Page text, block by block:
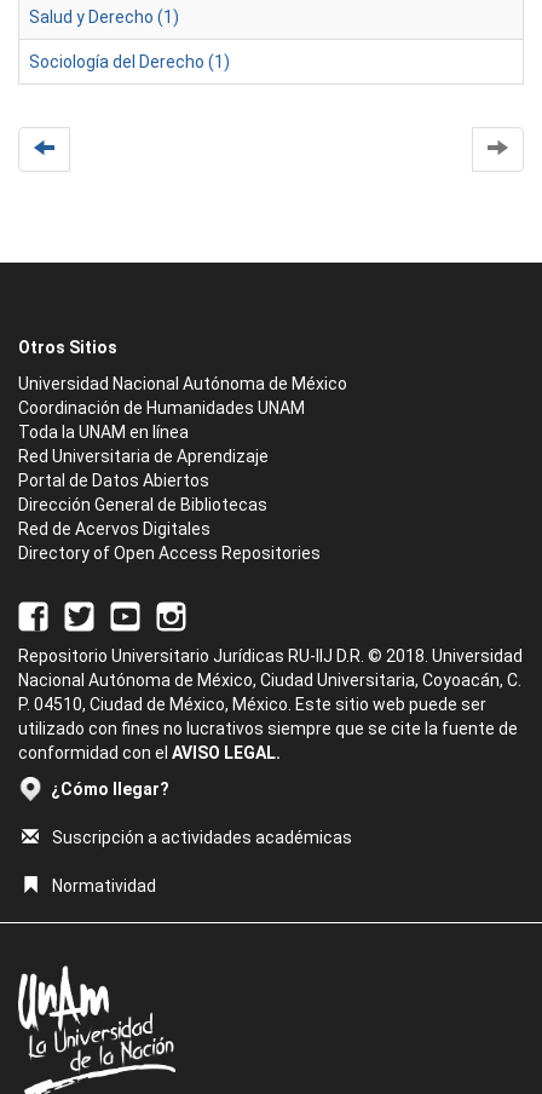
Salud y Derecho (1)
Sociología del Derecho (1)
Otros Sitios
Universidad Nacional Autónoma de México
Coordinación de Humanidades UNAM
Toda la UNAM en línea
Red Universitaria de Aprendizaje
Portal de Datos Abiertos
Dirección General de Bibliotecas
Red de Acervos Digitales
Directory of Open Access Repositories
Repositorio Universitario Jurídicas RU-IIJ D.R. © 2018. Universidad
Nacional Autónoma de México, Ciudad Universitaria, Coyoacán, C.
P. 04510, Ciudad de México, México. Este sitio web puede ser
utilizado con fines no lucrativos siempre que se cite la fuente de
conformidad con el AVISO LEGAL.
¿Cómo llegar?
Suscripción a actividades académicas
Normatividad